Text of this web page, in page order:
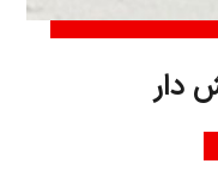
دار